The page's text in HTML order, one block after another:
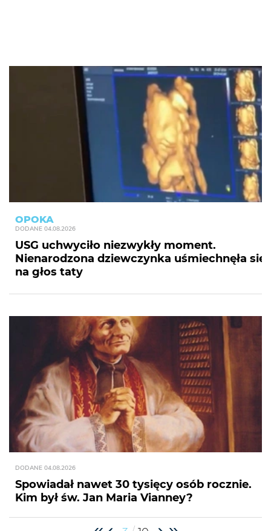
OPOKA
DODANE 04.08.2026
USG uchwyciło niezwykły moment.
Nienarodzona dziewczynka uśmiechnęła się
na głos taty
DODANE 04.08.2026
Spowiadał nawet 30 tysięcy osób rocznie.
Kim był św. Jan Maria Vianney?